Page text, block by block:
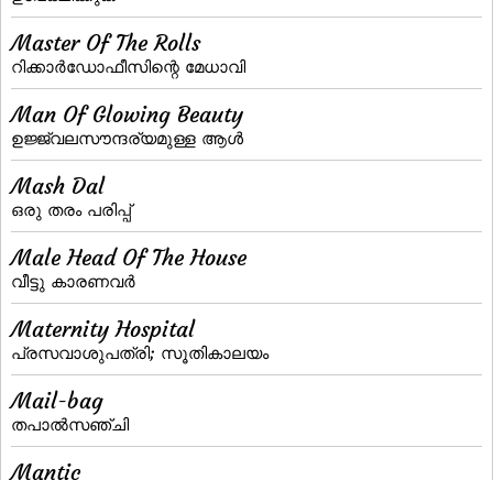
Master Of The Rolls
റിക്കാര്‍ഡോഫീസിന്റെ മേധാവി
Man Of Glowing Beauty
ഉജ്ജ്വലസൗന്ദര്യമുള്ള ആള്‍
Mash Dal
ഒരു തരം പരിപ്പ്
Male Head Of The House
വീട്ടു കാരണവര്‍
Maternity Hospital
പ്രസവാശുപത്രി; സൂതികാലയം
Mail-bag
തപാല്‍സഞ്ചി
Mantic